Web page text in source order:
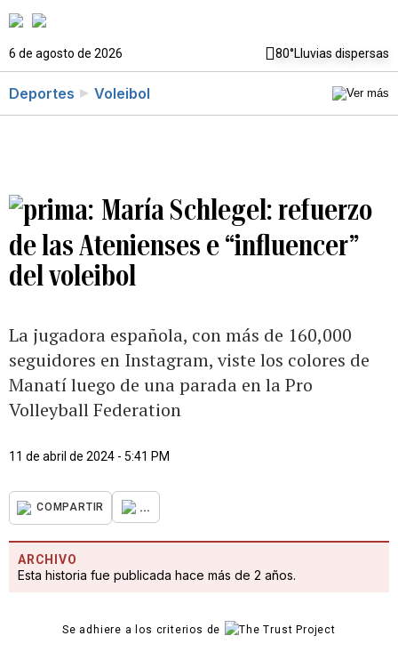
6 de agosto de 2026 80°Lluvias dispersas
Deportes Voleibol
María Schlegel: refuerzo
de las Atenienses e “influencer”
del voleibol
La jugadora española, con más de 160,000
seguidores en Instagram, viste los colores de
Manatí luego de una parada en la Pro
Volleyball Federation
11 de abril de 2024 - 5:41 PM
COMPARTIR ...
ARCHIVO
Esta historia fue publicada hace más de 2 años.
Se adhiere a los criterios de